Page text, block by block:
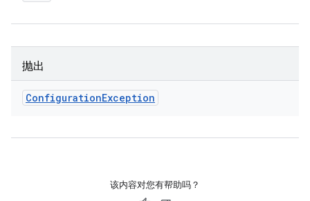
抛出
ConfigurationException
该内容对您有帮助吗？